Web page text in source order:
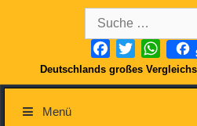
nach:
Facebook
Twitter
Deutschlands großes
Menü